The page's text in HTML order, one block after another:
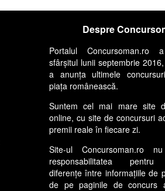
Despre
Portalul
sfârșitul lunii septembrie
a anunța ultimele
piața românească.
Suntem cel mai mare site
online, cu site de concursuri
premii reale în fiecare zi.
Site-ul Concursoman.ro
responsabilitatea pentru
diferențe între informațiile de
de pe paginile de concurs